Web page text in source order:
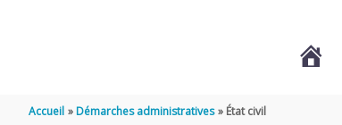
Accueil Démarches administratives État civil